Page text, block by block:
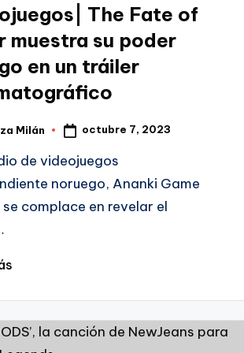
The Fate of
muestra su poder
en un tráiler
Milán octubre 7, 2023
de videojuegos
noruego, Ananki Game
complace en revelar el